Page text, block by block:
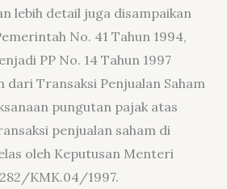
lebih detail juga disampaikan
No. 41 Tahun 1994,
PP No. 14 Tahun 1997
dari Transaksi Penjualan Saham
pungutan pajak atas
penjualan saham di
oleh Keputusan Menteri
KMK.04/1997.